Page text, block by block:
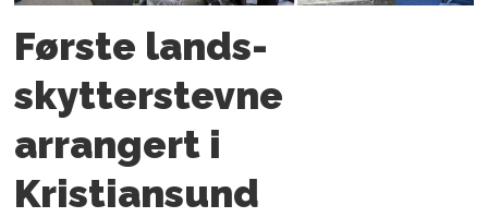
Første lands­
skytterstevne
arrangert i
Kristiansund